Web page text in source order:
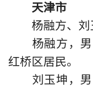
天津市
杨融方、刘
杨融方，男
红桥区居民。
刘玉坤，男